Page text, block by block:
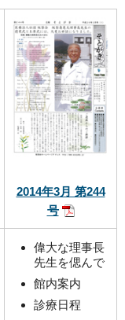
2014年3月 第244
号
偉大な理事長
先生を偲んで
館内案内
診療日程